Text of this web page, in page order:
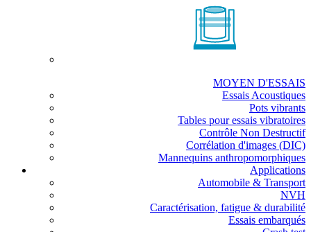
MOYEN D'ESSAIS
Essais Acoustiques
Pots vibrants
Tables pour essais vibratoires
Contrôle Non Destructif
Corrélation d'images (DIC)
Mannequins anthropomorphiques
Applications
Automobile & Transport
NVH
Caractérisation, fatigue & durabilité
Essais embarqués